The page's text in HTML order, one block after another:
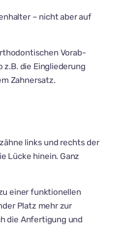
– nicht aber auf
Vorab-
die Eingliederung
Zahnersatz.
links und rechts der
Lücke hinein. Ganz
einer funktionellen
Platz mehr zur
die Anfertigung und